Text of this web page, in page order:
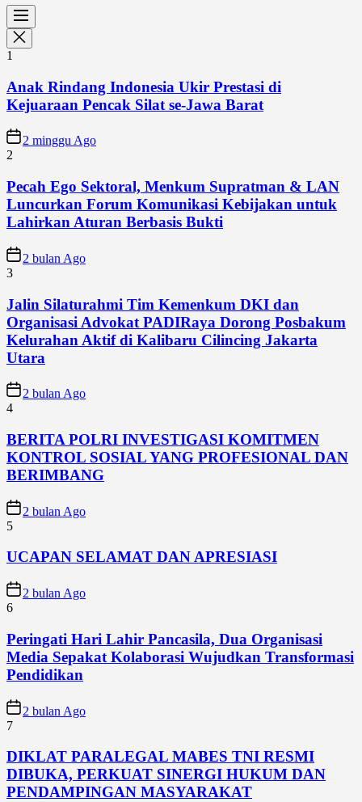
1
Anak Rindang Indonesia Ukir Prestasi di
Kejuaraan Pencak Silat se-Jawa Barat
2 minggu Ago
2
Pecah Ego Sektoral, Menkum Supratman & LAN
Luncurkan Forum Komunikasi Kebijakan untuk
Lahirkan Aturan Berbasis Bukti
2 bulan Ago
3
Jalin Silaturahmi Tim Kemenkum DKI dan
Organisasi Advokat PADIRaya Dorong Posbakum
Kelurahan Aktif di Kalibaru Cilincing Jakarta
Utara
2 bulan Ago
4
BERITA POLRI INVESTIGASI KOMITMEN
KONTROL SOSIAL YANG PROFESIONAL DAN
BERIMBANG
2 bulan Ago
5
UCAPAN SELAMAT DAN APRESIASI
2 bulan Ago
6
Peringati Hari Lahir Pancasila, Dua Organisasi
Media Sepakat Kolaborasi Wujudkan Transformasi
Pendidikan
2 bulan Ago
7
DIKLAT PARALEGAL MABES TNI RESMI
DIBUKA, PERKUAT SINERGI HUKUM DAN
PENDAMPINGAN MASYARAKAT